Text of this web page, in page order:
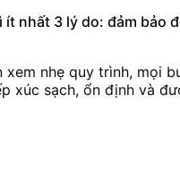
nhất 3 lý do: đảm bảo
nhẹ quy trình, mọi
xúc sạch, ổn định và